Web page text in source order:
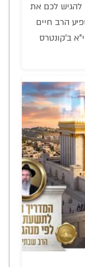
להגיש לכם את
הרב חיים
ב'קונטרס